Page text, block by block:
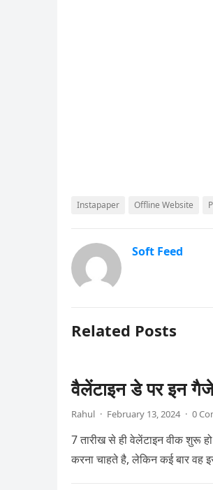
Instapaper Offline Website
Soft Feed
Related Posts
वैलेंटाइन डे पर इन
Rahul · February 13, 2024 · 0
7 तारीख से ही वेलेंटाइन वीक शुरू
करना चाहते है, लेकिन कई बार वह